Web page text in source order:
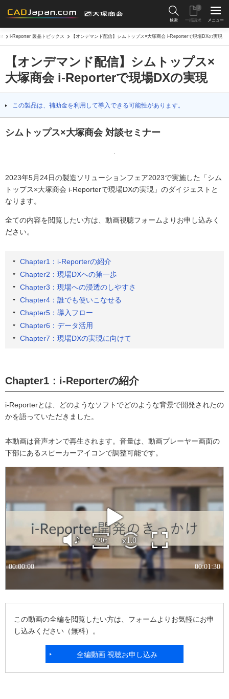
検索 一括請求
0
メニュー
i-Reporter 製品トピックス 【オンデマンド配信】シムトップス×大塚商会 i-Reporterで現場DXの実現
【オンデマンド配信】シムトップス×
大塚商会 i-Reporterで現場DXの実現
この製品は、補助金を利用して導入できる可能性があります。
シムトップス×大塚商会 対談セミナー
2023年5月24日の製造ソリューションフェア2023で実施した「シム
トップス×大塚商会 i-Reporterで現場DXの実現」のダイジェストと
なります。
全ての内容を閲覧したい方は、動画視聴フォームよりお申し込みく
ださい。
Chapter1：i-Reporterの紹介
Chapter2：現場DXへの第一歩
Chapter3：現場への浸透のしやすさ
Chapter4：誰でも使いこなせる
Chapter5：導入フロー
Chapter6：データ活用
Chapter7：現場DXの実現に向けて
Chapter1：i-Reporterの紹介
i-Reporterとは、どのようなソフトでどのような背景で開発されたの
かを語っていただきました。
本動画は音声オンで再生されます。音量は、動画プレーヤー画面の
下部にあるスピーカーアイコンで調整可能です。
この動画の全編を閲覧したい方は、フォームよりお気軽にお申
し込みください（無料）。
全編動画 視聴お申し込み